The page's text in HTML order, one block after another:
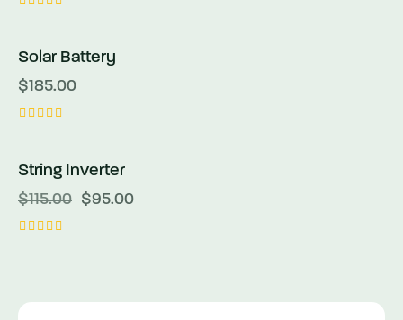
4.00
Solar Battery
$185.00
5.00
oy aldı
-17%
String Inverter
$115.00 $95.00